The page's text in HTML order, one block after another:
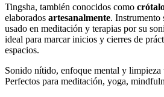
Tingsha, también conocidos como
elaborados artesanalmente. Instrumento
usado en meditación y terapias por su
ideal para marcar inicios y cierres de
espacios.
Sonido nítido, enfoque mental y limpieza
Perfectos para meditación, yoga,